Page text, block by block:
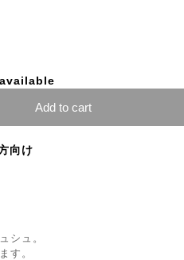
Add to cart
向け
シュ。
す。